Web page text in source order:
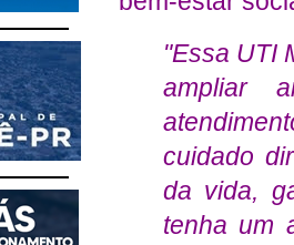
"Essa UTI
ampliar
cuidado
da vida,
tenha um